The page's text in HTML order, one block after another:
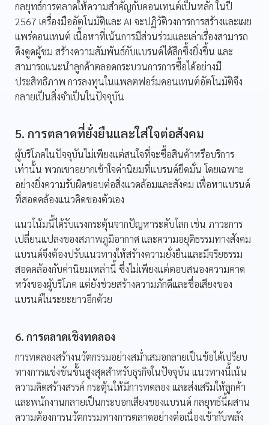
กลยุทธ์การตลาดให้ความสำคัญกับคอนเทนต์เป็นหลัก ในปี
2567 เครื่องมืออัตโนมัติและ AI จะปฏิวัติวงการการสร้างและเผย
แพร่คอนเทนต์ เนื้อหาที่เน้นการมีส่วนร่วมและเล่าเรื่องสามารถ
ดึงดูดผู้ชม สร้างความสัมพันธ์กับแบรนด์ได้ลึกซึ้งยิ่งขึ้น และ
สามารถแนะนำลูกค้าตลอดกระบวนการการซื้อได้อย่างมี
ประสิทธิภาพ การลงทุนในแพลตฟอร์มคอนเทนต์อัตโนมัติจึง
กลายเป็นสิ่งจำเป็นในปัจจุบัน
5. การตลาดที่ยั่งยืนและใส่ใจต่อสังคม
ผู้บริโภคในปัจจุบันไม่เพียงแต่สนใจที่จะซื้อสินค้าหรือบริการ
เท่านั้น พวกเขาอยากเข้าใจค่านิยมที่แบรนด์ยึดมั่น โดยเฉพาะ
อย่างยิ่งความรับผิดชอบต่อสิ่งแวดล้อมและสังคม เพื่อหาแบรนด์
ที่สอดคล้องแนวคิดของตัวเอง
แนวโน้มนี้ได้รับแรงกระตุ้นจากปัญหาระดับโลก เช่น ภาวะการ
เปลี่ยนแปลงของสภาพภูมิอากาศ และความอยุติธรรมทางสังคม
แบรนด์จึงต้องปรับแนวทางให้สร้างความยั่งยืนและมีจริยธรรม
สอดคล้องกับค่านิยมเหล่านี้ ซึ่งไม่เพียงแต่ตอบสนองความคาด
หวังของผู้บริโภค แต่ยังช่วยสร้างความภักดีและชื่อเสียงของ
แบรนด์ในระยะยาวอีกด้วย
6. การตลาดเชิงทดลอง
การทดลองสร้างนวัตกรรมอย่างสม่ำเสมอกลายเป็นข้อได้เปรียบ
ทางการแข่งขันขั้นสูงสุดสำหรับธุรกิจในปัจจุบัน แนวทางนี้เน้น
ความคิดสร้างสรรค์ กระตุ้นให้มีการทดลอง และส่งเสริมให้ลูกค้า
และพนักงานกลายเป็นกระบอกเสียงของแบรนด์ กลยุทธ์นี้ผสาน
ความต้องการนวัตกรรมทางการตลาดอย่างต่อเนื่องเข้ากับพลัง